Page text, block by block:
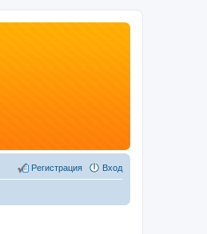
Вход
Регистрация